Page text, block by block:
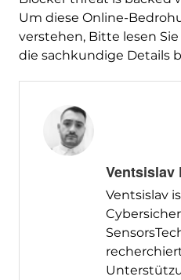
Um diese Online-
verstehen, Bitte lesen
die sachkundige Details
Ventsislav
Ventsislav